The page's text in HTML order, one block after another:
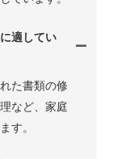
適してい
た書類の修
など、家庭
す。